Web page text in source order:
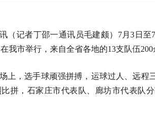
（记者丁邵一通讯员毛建颇）7月3日
我市举行，来自全省各地的13支队伍200
上，选手球顽强拼搏，运球过人、远程
拼，石家庄市代表队、廊坊市代表队